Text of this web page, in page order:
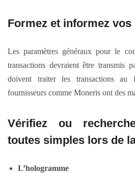
Formez et informez vos
Les paramètres généraux pour le
transactions devraient être transmis
doivent traiter les transactions
fournisseurs comme Moneris ont des
Vérifiez ou
toutes simples lors de
L’hologramme